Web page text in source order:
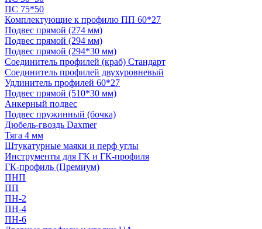
ПС 75*50
Комплектующие к профилю ПП 60*27
Подвес прямой (274 мм)
Подвес прямой (294 мм)
Подвес прямой (294*30 мм)
Соединитель профилей (краб) Стандарт
Соединитель профилей двухуровневый
Удлинитель профилей 60*27
Подвес прямой (510*30 мм)
Анкерный подвес
Подвес пружинный (бочка)
Дюбель-гвоздь Daxmer
Тяга 4 мм
Штукатурные маяки и перф углы
Инструменты для ГК и ГК-профиля
ГК-профиль (Премиум)
ПНП
ПП
ПН-2
ПН-4
ПН-6